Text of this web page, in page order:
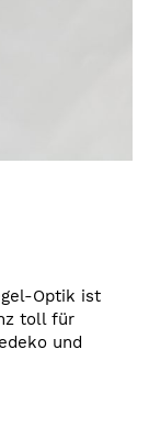
Optik ist
toll für
und